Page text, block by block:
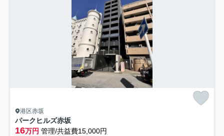
港区赤坂
パークヒルズ赤坂
16万円 管理/共益費15,000円